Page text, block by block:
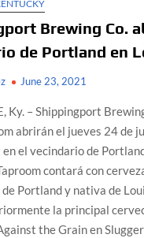
Brewing Co.
de Portland en
June 23, 2021
Ky. – Shippingport
abrirán el jueves 24 de
el vecindario de
contará con
Portland y nativa de
la principal
the Grain en